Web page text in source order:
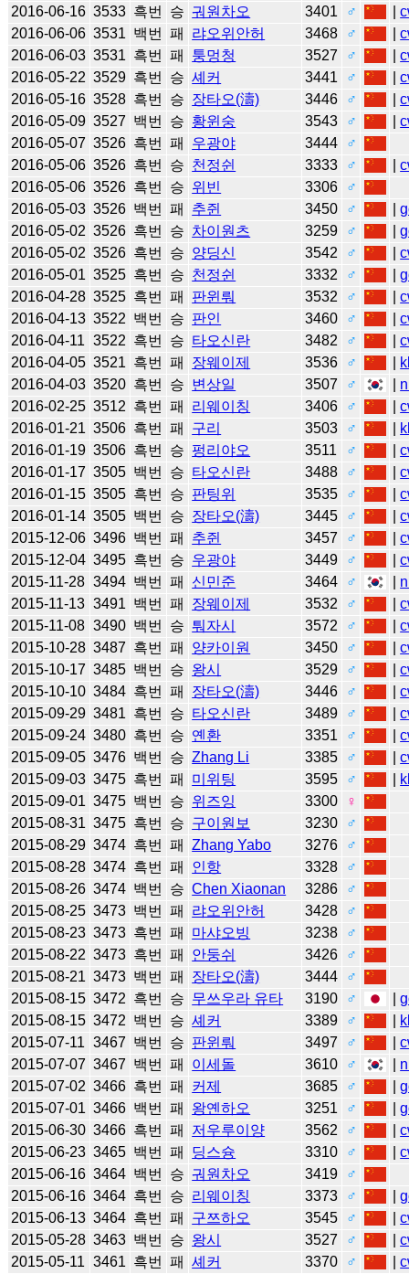
2016-06-16 3533 흑번 승 궈원차오 3401 ♂ |
2016-06-06 3531 백번 패 랴오위안허 3468 ♂ |
2016-06-03 3531 흑번 패 퉁멍청 3527 ♂ |
2016-05-22 3529 흑번 승 셰커 3441 ♂ |
2016-05-16 3528 흑번 승 장타오(濤) 3446 ♂ |
2016-05-09 3527 백번 승 황윈숭 3543 ♂ |
2016-05-07 3526 흑번 패 우광야 3444
♂
2016-05-06 3526 흑번 승 천정쉰 3333 ♂ |
2016-05-06 3526 흑번 승 위빈 3306
♂
2016-05-03 3526 백번 패 추쥔 3450 ♂ |
2016-05-02 3526 흑번 승 차이원츠 3259 ♂ |
2016-05-02 3526 흑번 승 양딩신 3542 ♂ |
2016-05-01 3525 흑번 승 천정쉰 3332 ♂ |
2016-04-28 3525 흑번 패 판윈뤄 3532 ♂ |
2016-04-13 3522 백번 승 판인 3460 ♂ |
2016-04-11 3522 흑번 승 타오신란 3482 ♂ |
2016-04-05 3521 흑번 패 장웨이제 3536 ♂
2016-04-03 3520 흑번 승 변상일 3507 ♂
2016-02-25 3512 흑번 패 리웨이칭 3406 ♂ |
2016-01-21 3506 흑번 패 구리 3503 ♂
2016-01-19 3506 흑번 승 펑리야오 3511 ♂ |
2016-01-17 3505 백번 승 타오신란 3488 ♂ |
2016-01-15 3505 흑번 승 판팅위 3535 ♂ |
2016-01-14 3505 백번 승 장타오(濤) 3445 ♂ |
2015-12-06 3496 백번 패 추쥔 3457 ♂ |
2015-12-04 3495 흑번 승 우광야 3449 ♂ |
2015-11-28 3494 백번 패 신민준 3464 ♂
2015-11-13 3491 백번 패 장웨이제 3532 ♂ |
2015-11-08 3490 백번 승 퉈자시 3572 ♂ |
2015-10-28 3487 흑번 패 양카이원 3450 ♂ |
2015-10-17 3485 백번 승 왕시 3529 ♂ |
2015-10-10 3484 흑번 패 장타오(濤) 3446 ♂ |
2015-09-29 3481 흑번 승 타오신란 3489 ♂ |
2015-09-24 3480 흑번 승 옌환 3351 ♂ |
2015-09-05 3476 백번 승 Zhang Li 3385 ♂ |
2015-09-03 3475 흑번 패 미위팅 3595 ♂
2015-09-01 3475 백번 승 위즈잉 3300
♀
2015-08-31 3475 흑번 승 구이원보 3230
♂
2015-08-29 3474 흑번 패 Zhang Yabo 3276
♂
2015-08-28 3474 흑번 패 인항 3328
♂
2015-08-26 3474 백번 승 Chen Xiaonan 3286
♂
2015-08-25 3473 백번 패 랴오위안허 3428
♂
2015-08-23 3473 흑번 패 마샤오빙 3238
♂
2015-08-22 3473 흑번 패 안둥쉬 3426
♂
2015-08-21 3473 백번 패 장타오(濤) 3444
♂
2015-08-15 3472 흑번 승 무쓰우라 유타 3190 ♂ |
2015-08-15 3472 백번 승 셰커 3389 ♂
2015-07-11 3467 백번 승 판윈뤄 3497 ♂ |
2015-07-07 3467 백번 패 이세돌 3610 ♂
2015-07-02 3466 흑번 패 커제 3685 ♂ |
2015-07-01 3466 백번 패 왕옌하오 3251 ♂ |
2015-06-30 3466 흑번 패 저우루이양 3562 ♂ |
2015-06-23 3465 백번 패 딩스슝 3310 ♂ |
2015-06-16 3464 백번 승 궈원차오 3419
♂
2015-06-16 3464 흑번 승 리웨이칭 3373 ♂ |
2015-06-13 3464 흑번 패 구쯔하오 3545 ♂ |
2015-05-28 3463 백번 승 왕시 3527 ♂ |
2015-05-11 3461 흑번 패 셰커 3370 ♂ |